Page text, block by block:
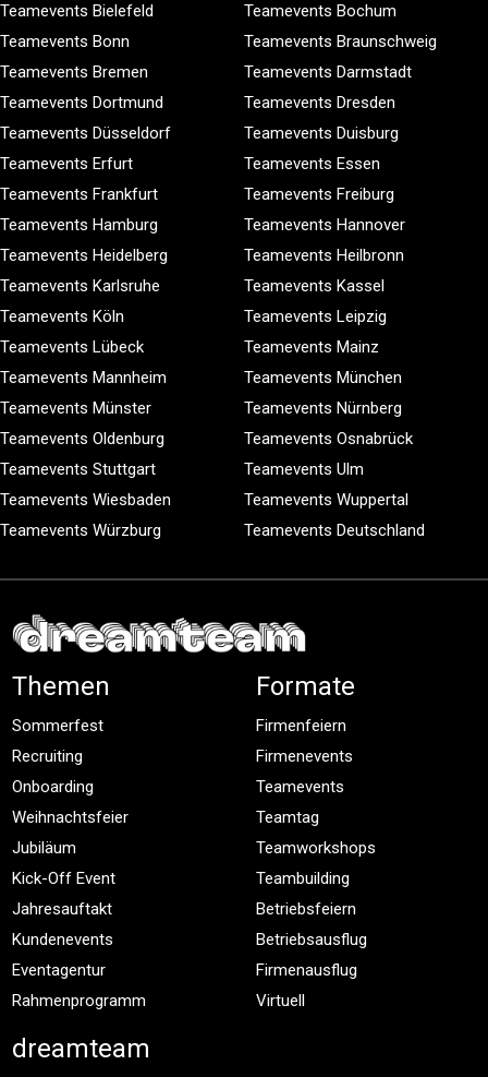
Teamevents Bielefeld
Teamevents Bochum
Teamevents Bonn
Teamevents Braunschweig
Teamevents Bremen
Teamevents Darmstadt
Teamevents Dortmund
Teamevents Dresden
Teamevents Düsseldorf
Teamevents Duisburg
Teamevents Erfurt
Teamevents Essen
Teamevents Frankfurt
Teamevents Freiburg
Teamevents Hamburg
Teamevents Hannover
Teamevents Heidelberg
Teamevents Heilbronn
Teamevents Karlsruhe
Teamevents Kassel
Teamevents Köln
Teamevents Leipzig
Teamevents Lübeck
Teamevents Mainz
Teamevents Mannheim
Teamevents München
Teamevents Münster
Teamevents Nürnberg
Teamevents Oldenburg
Teamevents Osnabrück
Teamevents Stuttgart
Teamevents Ulm
Teamevents Wiesbaden
Teamevents Wuppertal
Teamevents Würzburg
Teamevents Deutschland
Themen
Sommerfest
Recruiting
Onboarding
Weihnachtsfeier
Jubiläum
Kick-Off Event
Jahresauftakt
Kundenevents
Eventagentur
Rahmenprogramm
Formate
Firmenfeiern
Firmenevents
Teamevents
Teamtag
Teamworkshops
Teambuilding
Betriebsfeiern
Betriebsausflug
Firmenausflug
Virtuell
dreamteam